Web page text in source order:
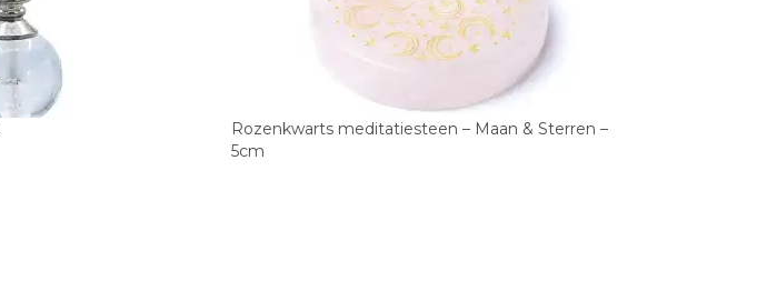
Rozenkwarts meditatiesteen – Maan & Sterren –
5cm